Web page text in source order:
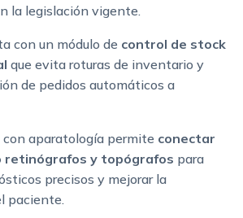
la legislación vigente.
con un módulo de control de stock
que evita roturas de inventario y
de pedidos automáticos a
aparatología permite conectar
retinógrafos y topógrafos para
precisos y mejorar la
paciente.